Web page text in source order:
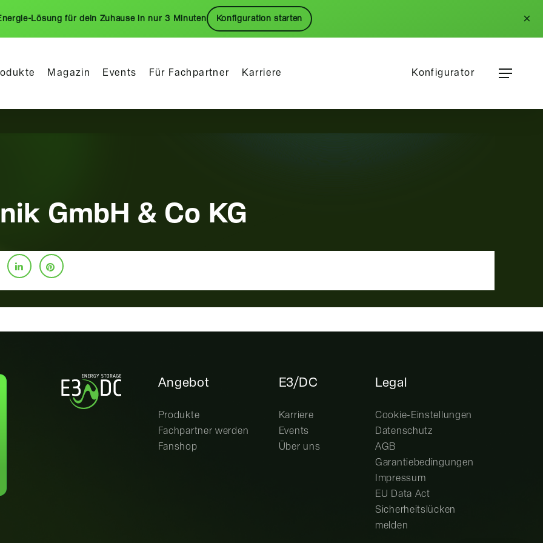
Lösung für dein Zuhause in nur 3 Minuten Konfiguration starten ×
Magazin Events Für Fachpartner Karriere Konfigurator Menu
GmbH & Co KG
Angebot
Produkte
Fachpartner werden
Fanshop
E3/DC
Karriere
Events
Über uns
Legal
Cookie-Einstellungen
Datenschutz
AGB
Garantiebedingungen
Impressum
EU Data Act
Sicherheitslücken
melden